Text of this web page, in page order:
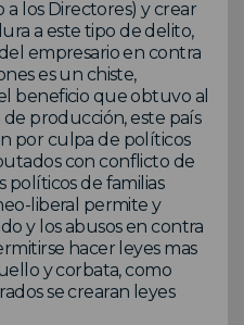
a los Directores) y crear
a este tipo de delito,
empresario en contra
es un chiste,
beneficio que obtuvo al
producción, este país
por culpa de políticos
con conflicto de
políticos de familias
liberal permite y
y los abusos en contra
hacer leyes mas
y corbata, como
se crearan leyes